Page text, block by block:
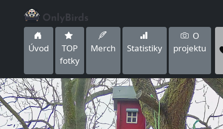
Úvod
TOP
fotky
Merch Statistiky
O
projektu